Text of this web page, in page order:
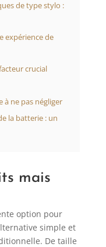
de type stylo :
expérience de
crucial
à ne pas négliger
la batterie : un
mais
option pour
simple et
De taille